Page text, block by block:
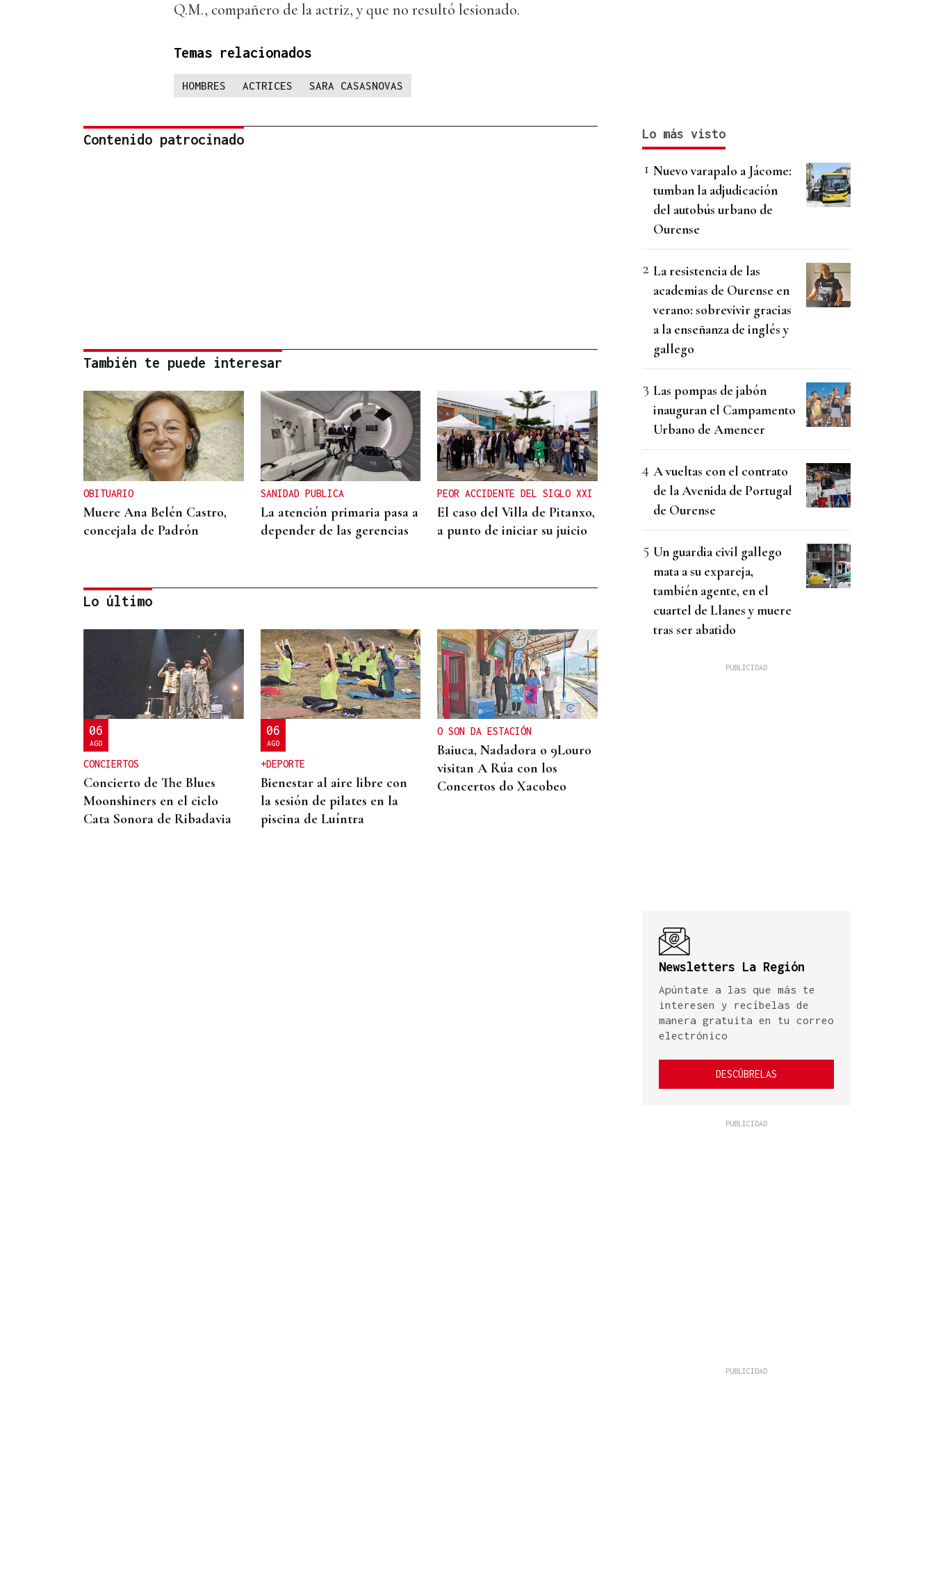
Q.M., compañero de la actriz, y que no resultó lesionado.
Temas relacionados
HOMBRES ACTRICES SARA CASASNOVAS
Contenido patrocinado
También te puede interesar
OBITUARIO
Muere Ana Belén Castro,
concejala de Padrón
SANIDAD PUBLICA
La atención primaria pasa a
depender de las gerencias
PEOR ACCIDENTE DEL SIGLO XXI
El caso del Villa de Pitanxo,
a punto de iniciar su juicio
ACCIDENTE DE TRÁFICO
Mueren dos personas tras
chocar su furgoneta contra
una camión de
conservación en la A-6 en
Lugo
Lo último
06
AGO
CONCIERTOS
Concierto de The Blues
Moonshiners en el ciclo
Cata Sonora de Ribadavia
06
AGO
+DEPORTE
Bienestar al aire libre con
la sesión de pilates en la
piscina de Luíntra
O SON DA ESTACIÓN
Baiuca, Nadadora o 9Louro
visitan A Rúa con los
Concertos do Xacobeo
Lo más visto
Nuevo varapalo a Jácome:
tumban la adjudicación
del autobús urbano de
Ourense
La resistencia de las
academias de Ourense en
verano: sobrevivir gracias
a la enseñanza de inglés y
gallego
Las pompas de jabón
inauguran el Campamento
Urbano de Amencer
A vueltas con el contrato
de la Avenida de Portugal
de Ourense
Un guardia civil gallego
mata a su expareja,
también agente, en el
cuartel de Llanes y muere
tras ser abatido
Newsletters La Región
Apúntate a las que más te
interesen y recíbelas de
manera gratuita en tu correo
electrónico
DESCÚBRELAS